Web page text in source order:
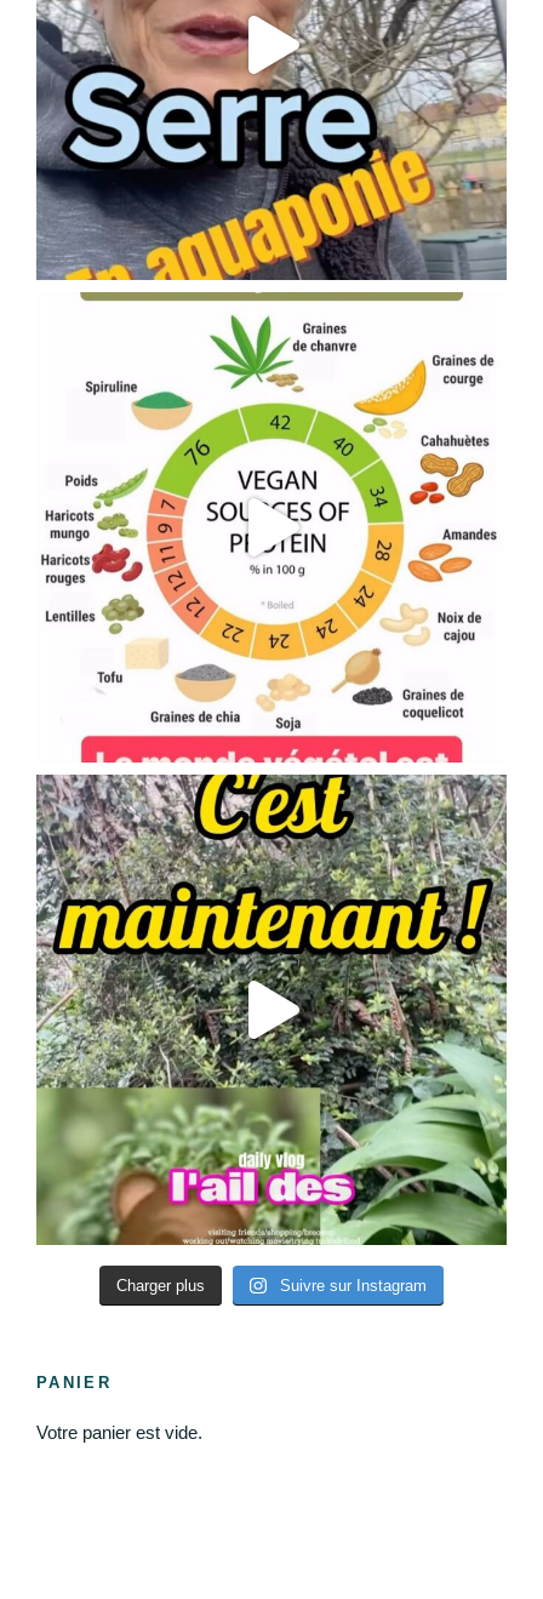
Charger plus Suivre sur Instagram
PANIER
Votre panier est vide.